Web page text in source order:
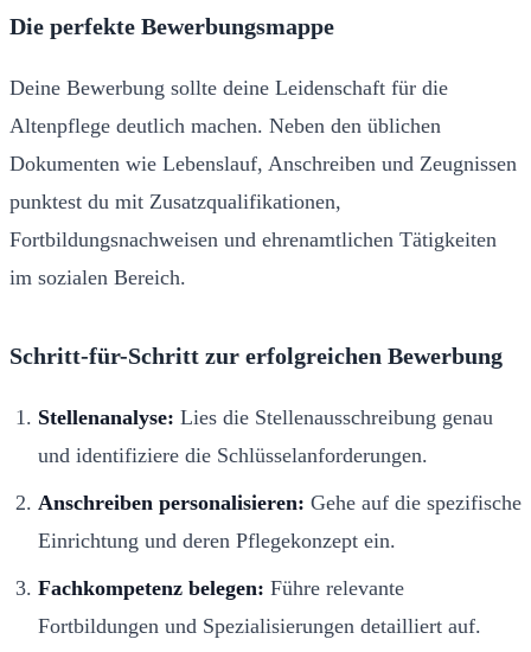
Die perfekte Bewerbungsmappe
Deine Bewerbung sollte deine Leidenschaft für die
Altenpflege deutlich machen. Neben den üblichen
Dokumenten wie Lebenslauf, Anschreiben und Zeugnissen
punktest du mit Zusatzqualifikationen,
Fortbildungsnachweisen und ehrenamtlichen Tätigkeiten
im sozialen Bereich.
Schritt-für-Schritt zur erfolgreichen Bewerbung
Stellenanalyse: Lies die Stellenausschreibung genau
und identifiziere die Schlüsselanforderungen.
Anschreiben personalisieren: Gehe auf die spezifische
Einrichtung und deren Pflegekonzept ein.
Fachkompetenz belegen: Führe relevante
Fortbildungen und Spezialisierungen detailliert auf.